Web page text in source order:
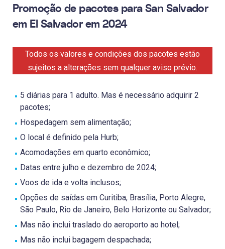
Promoção de pacotes para San Salvador
em El Salvador em 2024
Todos os valores e condições dos pacotes estão
sujeitos a alterações sem qualquer aviso prévio.
5 diárias para 1 adulto. Mas é necessário adquirir 2
pacotes;
Hospedagem sem alimentação;
O local é definido pela Hurb;
Acomodações em quarto econômico;
Datas entre julho e dezembro de 2024;
Voos de ida e volta inclusos;
Opções de saídas em Curitiba, Brasília, Porto Alegre,
São Paulo, Rio de Janeiro, Belo Horizonte ou Salvador;
Mas não inclui traslado do aeroporto ao hotel;
Mas não inclui bagagem despachada;